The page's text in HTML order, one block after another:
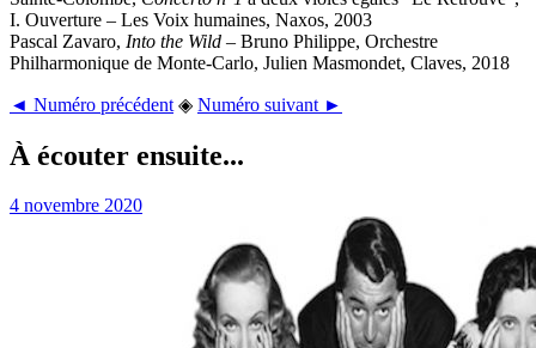
I. Ouverture – Les Voix humaines, Naxos, 2003
Pascal Zavaro, Into the Wild – Bruno Philippe, Orchestre
Philharmonique de Monte-Carlo, Julien Masmondet, Claves, 2018
◄ Numéro précédent ◈ Numéro suivant ►
À écouter ensuite...
4 novembre 2020